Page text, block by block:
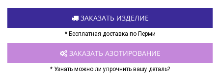
ЗАКАЗАТЬ ИЗДЕЛИЕ
* Бесплатная доставка по Перми
ЗАКАЗАТЬ АЗОТИРОВАНИЕ
* Узнать можно ли упрочнить вашу деталь?